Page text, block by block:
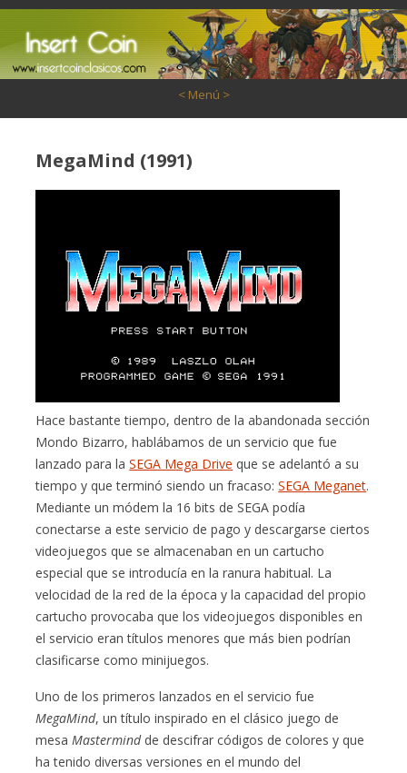
< Menú >
MegaMind (1991)
Hace bastante tiempo, dentro de la abandonada sección
Mondo Bizarro, hablábamos de un servicio que fue
lanzado para laSEGA Mega Drive que se adelantó a su
tiempo y que terminó siendo un fracaso:SEGA Meganet.
Mediante un módem la 16 bits de SEGA podía
conectarse a este servicio de pago y descargarse ciertos
videojuegos que se almacenaban en un cartucho
especial que se introducía en la ranura habitual. La
velocidad de la red de la época y la capacidad del propio
cartucho provocaba que los videojuegos disponibles en
el servicio eran títulos menores que más bien podrían
clasificarse como minijuegos.
Uno de los primeros lanzados en el servicio fue
MegaMind, un título inspirado en el clásico juego de
mesa Mastermindde descifrar códigos de colores y que
ha tenido diversas versiones en el mundo del